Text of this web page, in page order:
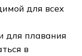
для всех
для плавания
в